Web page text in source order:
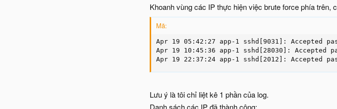
Khoanh vùng các IP thực hiện việc brute force phía trên,
Mã:
Apr 19 05:42:27 app-1 sshd[9031]: Accepted
Apr 19 10:45:36 app-1 sshd[28030]: Accepted
Apr 19 22:37:24 app-1 sshd[2012]: Accepted
Lưu ý là tôi chỉ liệt kê 1 phần của log.
Danh sách các IP đã thành công: